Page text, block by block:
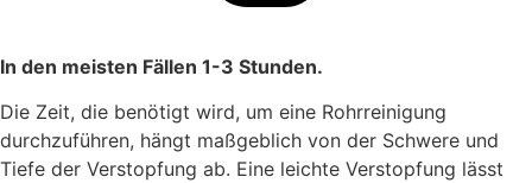
In den meisten Fällen 1-3 Stunden.
Die Zeit, die benötigt wird, um eine Rohrreinigung
durchzuführen, hängt maßgeblich von der Schwere und
Tiefe der Verstopfung ab. Eine leichte Verstopfung lässt